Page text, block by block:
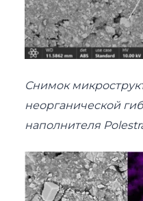
Снимок
неорганической
наполнителя